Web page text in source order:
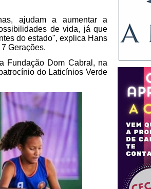
ajudam a aumentar a
de vida, já que
do estado", explica Hans
Gerações.
Fundação Dom Cabral, na
do Laticínios Verde